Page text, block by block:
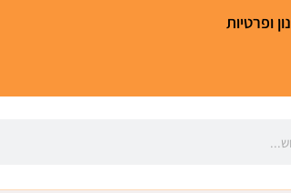
ופרטיות